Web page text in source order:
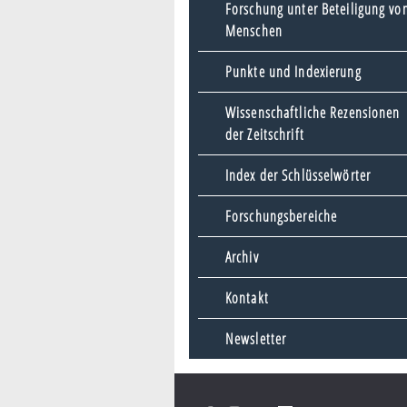
Forschung unter Beteiligung
Menschen
Punkte und Indexierung
Wissenschaftliche Rezensionen
der Zeitschrift
Index der Schlüsselwörter
Forschungsbereiche
Archiv
Kontakt
Newsletter